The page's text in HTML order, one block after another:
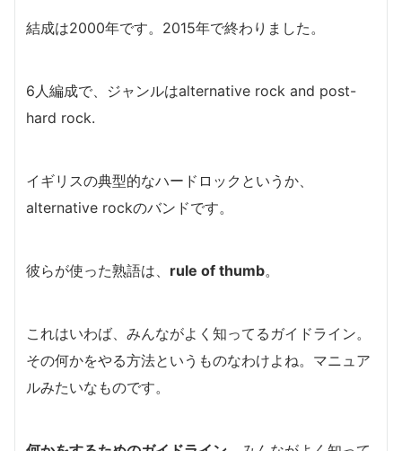
結成は2000年です。2015年で終わりました。
6人編成で、ジャンルはalternative rock and post-
hard rock.
イギリスの典型的なハードロックというか、
alternative rockのバンドです。
彼らが使った熟語は、 rule of thumb。
これはいわば、みんながよく知ってるガイドライン。
その何かをやる方法というものなわけよね。マニュア
ルみたいなものです。